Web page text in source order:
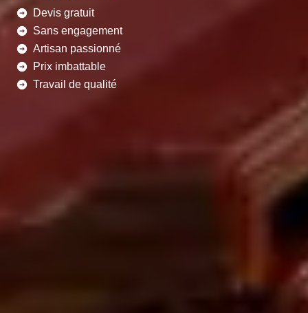
Devis gratuit
Sans engagement
Artisan passionné
Prix imbattable
Travail de qualité